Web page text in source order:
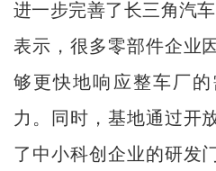
进一步完善了长三角汽
表示，很多零部件企业
够更快地响应整车厂
力。同时，基地通过开
了中小科创企业的研发